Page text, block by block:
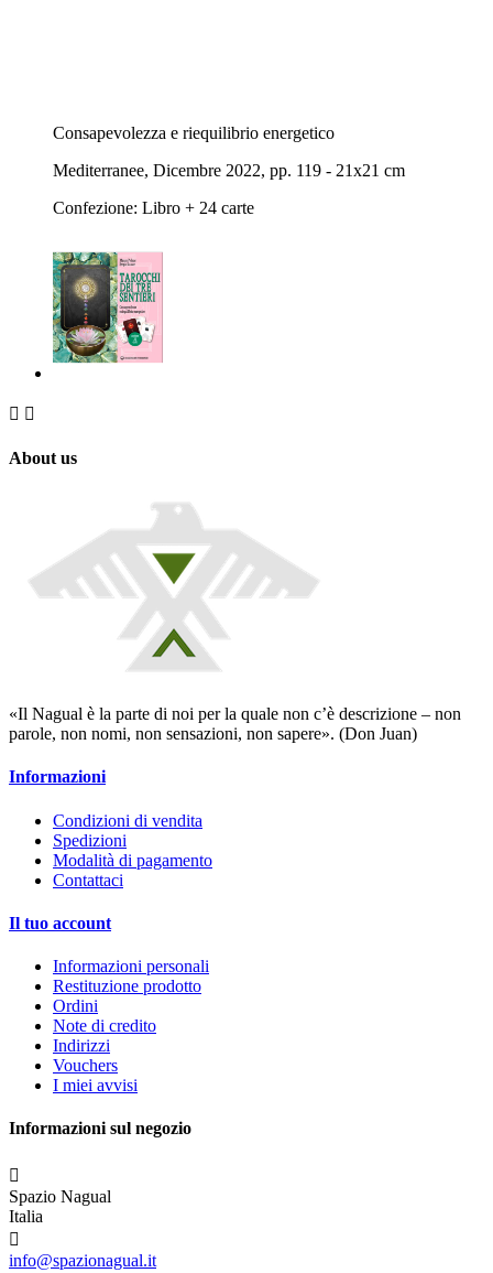
Consapevolezza e riequilibrio energetico
Mediterranee, Dicembre 2022, pp. 119 - 21x21 cm
Confezione: Libro + 24 carte
 
About us
«Il Nagual è la parte di noi per la quale non c’è descrizione – non
parole, non nomi, non sensazioni, non sapere». (Don Juan)
Informazioni
Condizioni di vendita
Spedizioni
Modalità di pagamento
Contattaci
Il tuo account
Informazioni personali
Restituzione prodotto
Ordini
Note di credito
Indirizzi
Vouchers
I miei avvisi
Informazioni sul negozio

Spazio Nagual
Italia

info@spazionagual.it